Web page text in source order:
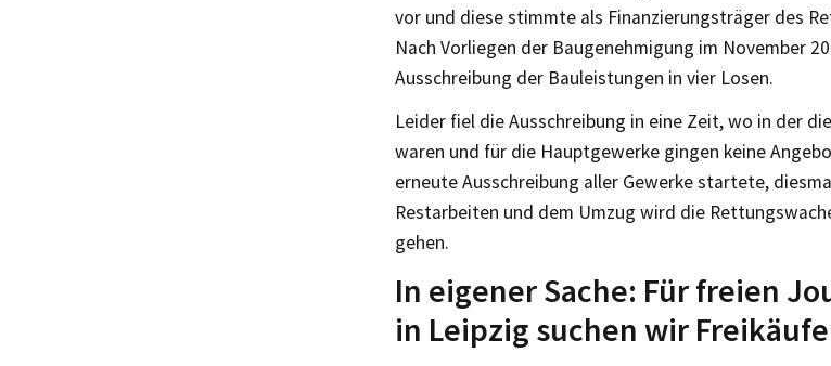
vor und diese stimmte als Finanzierungsträger des
Nach Vorliegen der Baugenehmigung im November
Ausschreibung der Bauleistungen in vier Losen.
Leider fiel die Ausschreibung in eine Zeit, wo in der
waren und für die Hauptgewerke gingen keine
erneute Ausschreibung aller Gewerke startete,
Restarbeiten und dem Umzug wird die
gehen.
In eigener Sache: Für freien
in Leipzig suchen wir